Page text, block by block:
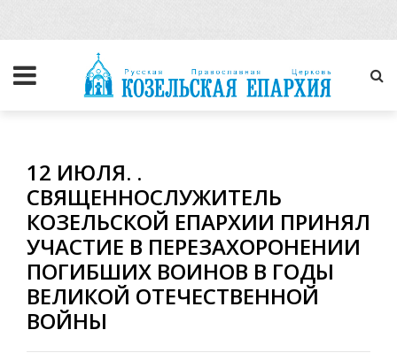
12 ИЮЛЯ. .
СВЯЩЕННОСЛУЖИТЕЛЬ
КОЗЕЛЬСКОЙ ЕПАРХИИ ПРИНЯЛ
УЧАСТИЕ В ПЕРЕЗАХОРОНЕНИИ
ПОГИБШИХ ВОИНОВ В ГОДЫ
ВЕЛИКОЙ ОТЕЧЕСТВЕННОЙ
ВОЙНЫ